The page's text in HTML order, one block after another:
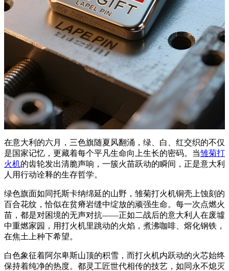
在意大利的六月，三色旗随夏风翻涌，绿、白、红交织的不仅
是国家记忆，更藏着每个平凡生命向上生长的密码。当雏菊打
火机的齿轮发出清脆声响，一簇火苗跃动的瞬间，正是意大利
人用行动诠释的生存哲学。
绿色旗面如同托斯卡纳绵延的山野，雏菊打火机铜壳上蚀刻的
百合花纹，恰似在贫瘠岩缝中绽放的顽强生命。每一次点燃火
苗，都是对困境的无声对抗——正如二战后的意大利人在废墟
中重燃家园，用打火机里跳动的火焰，煮沸咖啡、熔化钢铁，
在焦土上种下希望。
白色象征着阿尔卑斯山顶的积雪，而打火机内跃动的火芯始终
保持着纯净的热度。都灵工匠世代相传的技艺，如同永不熄灭